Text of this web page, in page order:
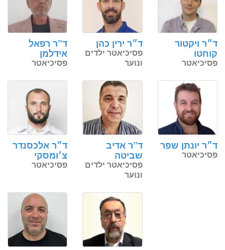
ד”ר רפאל
אידלמן
פסיכיאטר
ד״ר ירין כהן
פסיכיאטר ילדים
ונוער
ד״ר ויקטור
קוחטו
פסיכיאטר
ד״ר אלכסנדר
צ׳ומסקי
פסיכיאטר
ד”ר אדיב
שביטה
פסיכיאטר ילדים
ונוער
ד״ר יונתן שפר
פסיכיאטר